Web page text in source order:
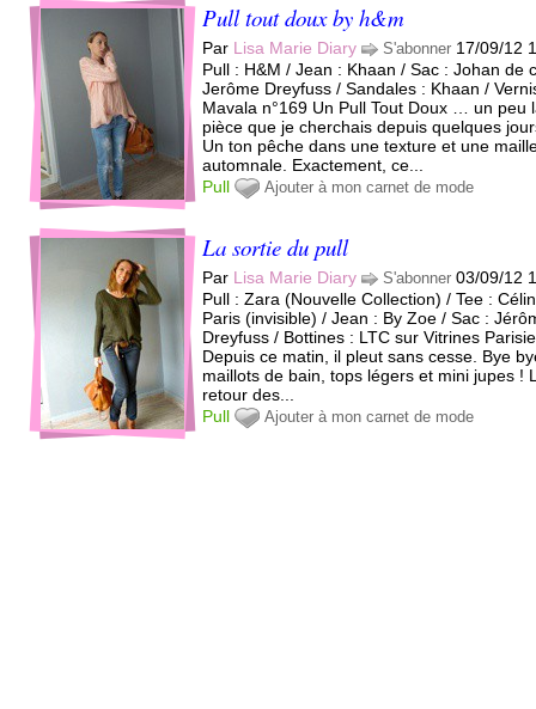
Pull tout doux by h&m
Par Lisa Marie Diary S'abonner 17/09/12
Pull : H&M / Jean : Khaan / Sac : Johan de
Jerôme Dreyfuss / Sandales : Khaan /
Mavala n°169 Un Pull Tout Doux … un peu
pièce que je cherchais depuis quelques
Un ton pêche dans une texture et une
automnale. Exactement, ce...
Pull
Ajouter à mon carnet de mode
La sortie du pull
Par Lisa Marie Diary S'abonner 03/09/12
Pull : Zara (Nouvelle Collection) / Tee :
Paris (invisible) / Jean : By Zoe / Sac :
Dreyfuss / Bottines : LTC sur Vitrines
Depuis ce matin, il pleut sans cesse. Bye
maillots de bain, tops légers et mini jupes !
retour des...
Pull
Ajouter à mon carnet de mode